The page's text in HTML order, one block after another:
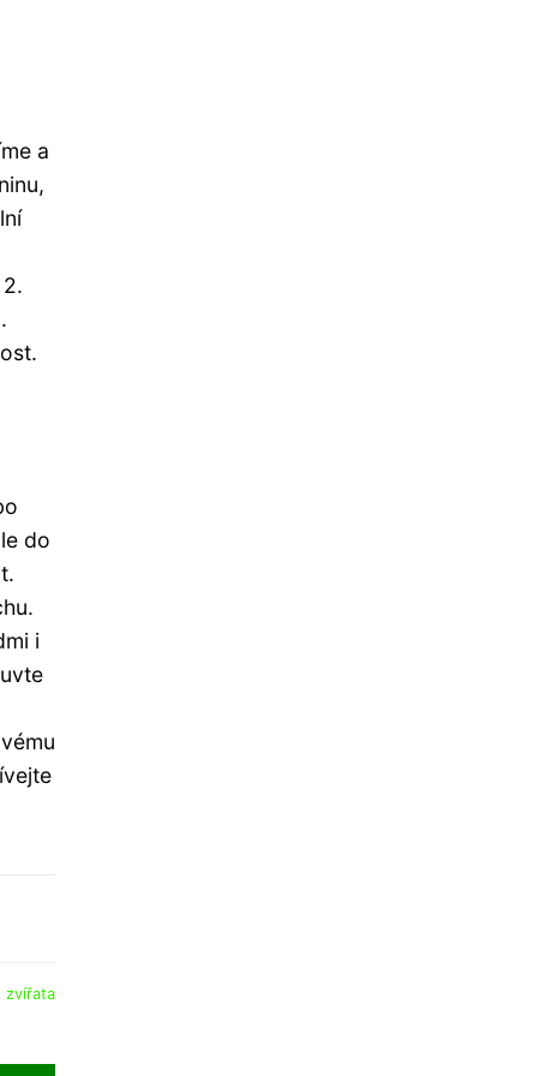
a
do
i
zvířata